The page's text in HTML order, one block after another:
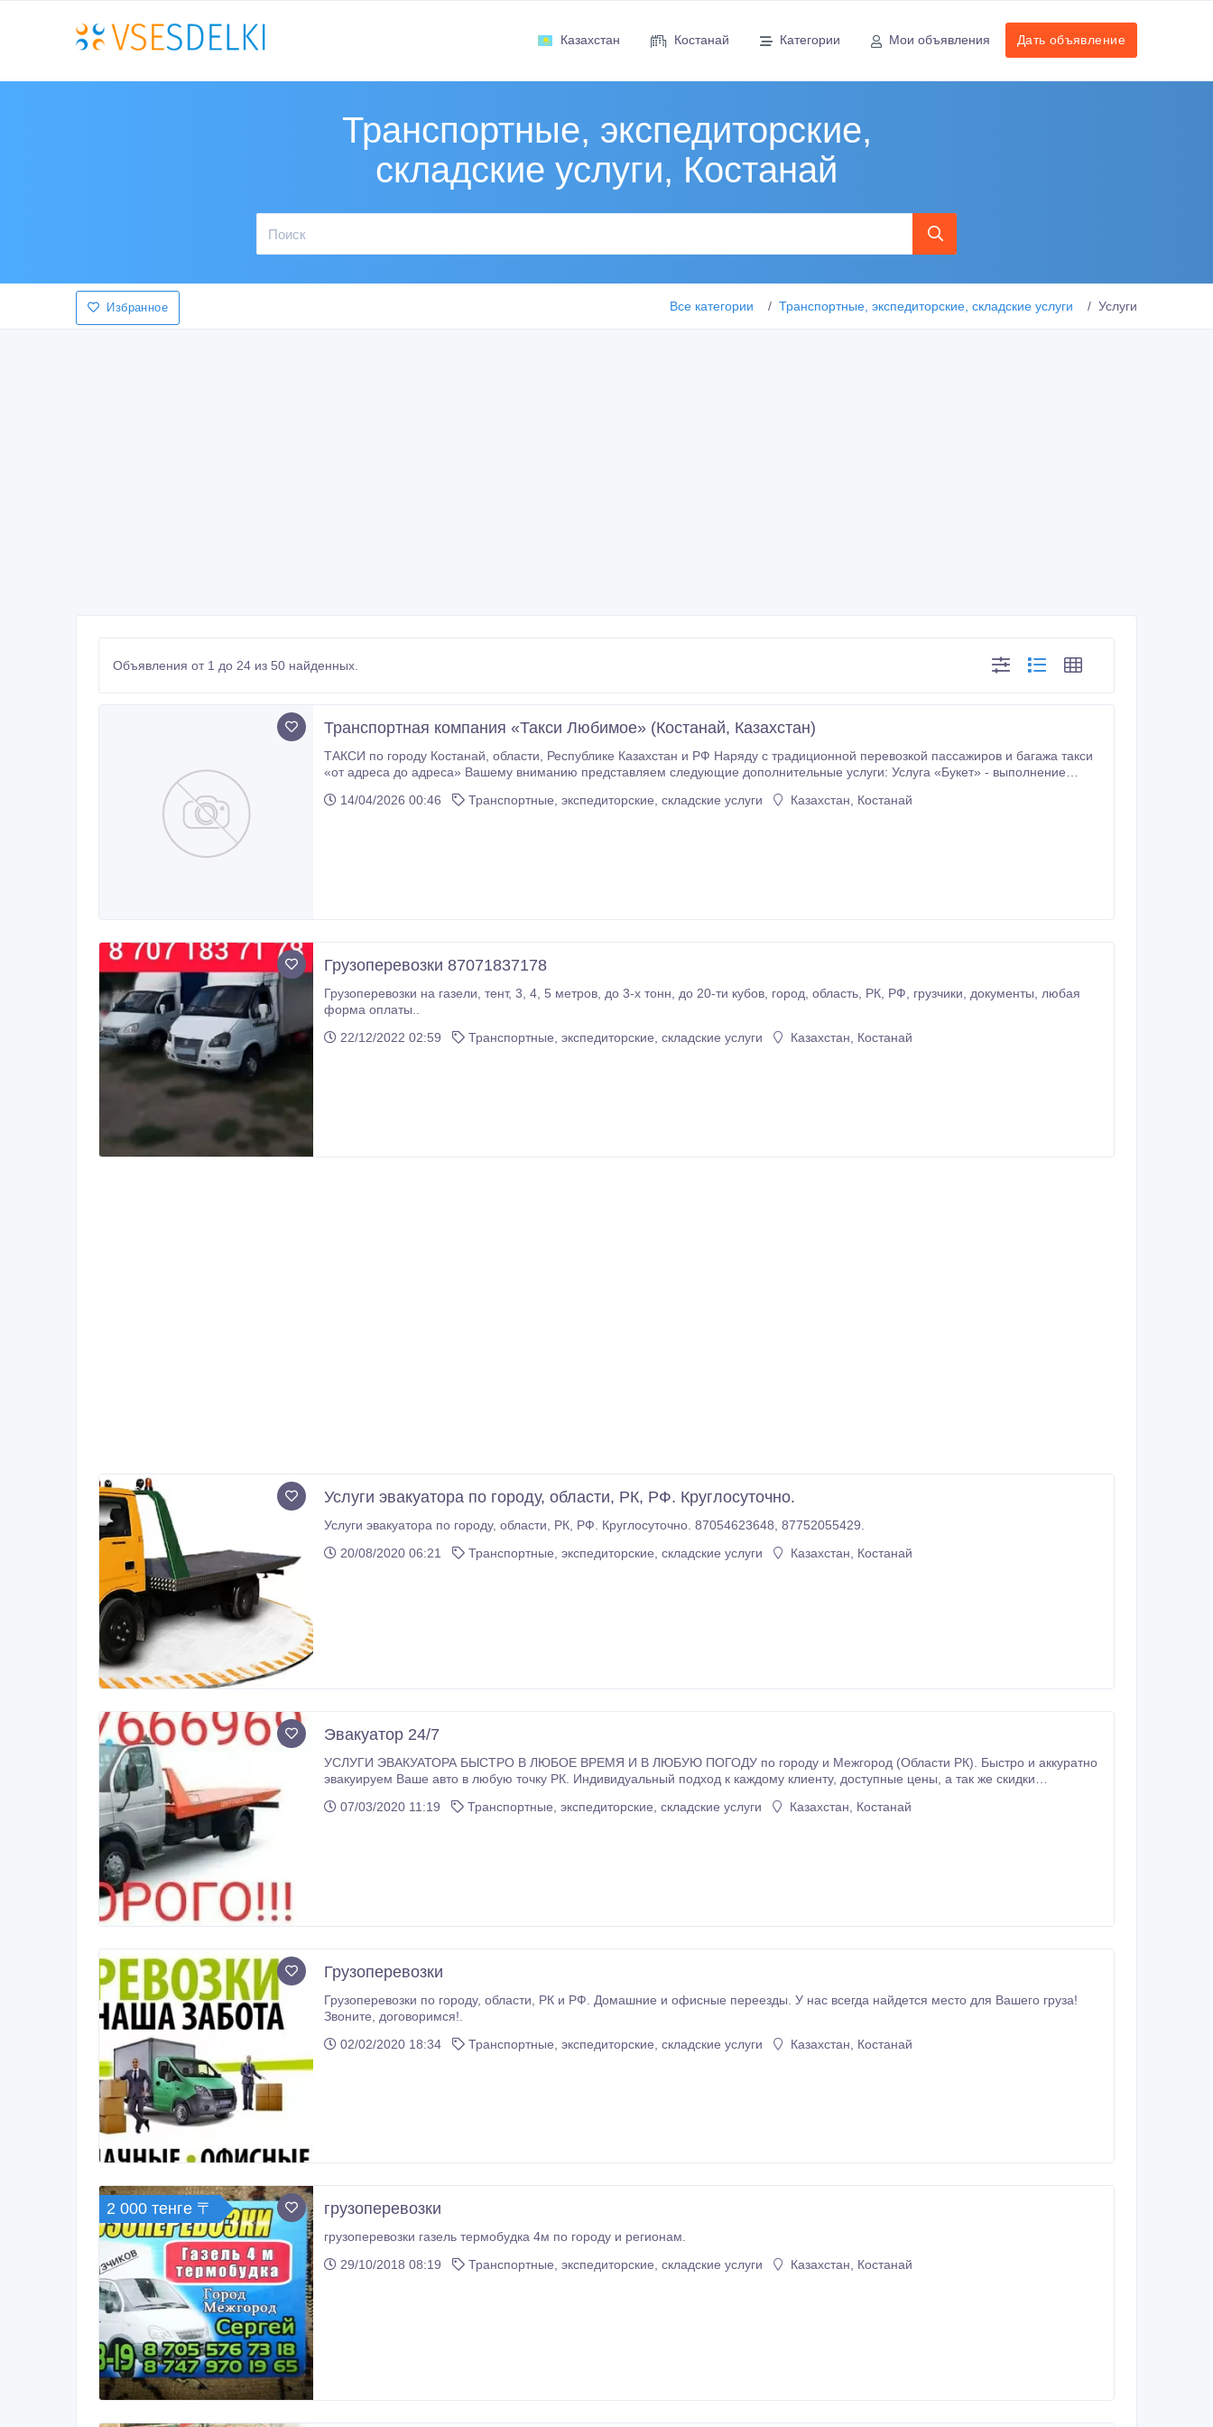
Казахстан Костанай Категории Мои объявления Дать объявление
Транспортные, экспедиторские,
складские услуги, Костанай
Избранное Все категории Транспортные, экспедиторские, складские услуги Услуги
Объявления от 1 до 24 из 50 найденных.
Транспортная компания «Такси Любимое» (Костанай, Казахстан)
ТАКСИ по городу Костанай, области, Республике Казахстан и РФ Наряду с традиционной перевозкой пассажиров и багажа такси
«от адреса до адреса» Вашему вниманию представляем следующие дополнительные услуги: Услуга «Букет» - выполнение
ожидания на вокзалах или в аэропорте.
14/04/2026 00:46 Транспортные, экспедиторские, складские услуги Казахстан, Костанай
Грузоперевозки 87071837178
Грузоперевозки на газели, тент, 3, 4, 5 метров, до 3-х тонн, до 20-ти кубов, город, область, РК, РФ, грузчики, документы, любая
форма оплаты..
22/12/2022 02:59
Транспортные, экспедиторские, складские услуги Казахстан, Костанай
Услуги эвакуатора по городу, области, РК, РФ. Круглосуточно.
Услуги эвакуатора по городу, области, РК, РФ. Круглосуточно. 87054623648, 87752055429.
20/08/2020 06:21
Транспортные, экспедиторские, складские услуги Казахстан, Костанай
Эвакуатор 24/7
УСЛУГИ ЭВАКУАТОРА БЫСТРО В ЛЮБОЕ ВРЕМЯ И В ЛЮБУЮ ПОГОДУ по городу и Межгород (Области РК). Быстро и аккуратно
эвакуируем Ваше авто в любую точку РК. Индивидуальный подход к каждому клиенту, доступные цены, а так же скидки
07/03/2020 11:19
Транспортные, экспедиторские, складские услуги Казахстан, Костанай
Грузоперевозки
Грузоперевозки по городу, области, РК и РФ. Домашние и офисные переезды. У нас всегда найдется место для Вашего груза!
Звоните, договоримся!.
02/02/2020 18:34
Транспортные, экспедиторские, складские услуги Казахстан, Костанай
2 000 тенге 〒 грузоперевозки
грузоперевозки газель термобудка 4м по городу и регионам.
29/10/2018 08:19
Транспортные, экспедиторские, складские услуги Казахстан, Костанай